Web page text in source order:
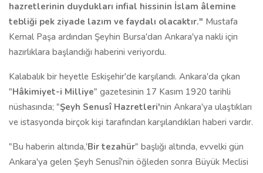
hazretlerinin duydukları infial hissinin İslam âlemine
tebliği pek ziyade lazım ve faydalı olacaktır." Mustafa
Kemal Paşa ardından Şeyhin Bursa'dan Ankara'ya nakli için
hazırlıklara başlandığı haberini veriyordu.
Kalabalık bir heyetle Eskişehir'de karşılandı. Ankara'da çıkan
"Hâkimiyet-i Milliye" gazetesinin 17 Kasım 1920 tarihli
nüshasında; "Şeyh Senusî Hazretleri'nin Ankara'ya ulaştıkları
ve istasyonda birçok kişi tarafından karşılandıkları haberi vardır.
"Bu haberin altında,'Bir tezahür" başlığı altında, evvelki gün
Ankara'ya gelen Şeyh Senusî'nin öğleden sonra Büyük Meclisi